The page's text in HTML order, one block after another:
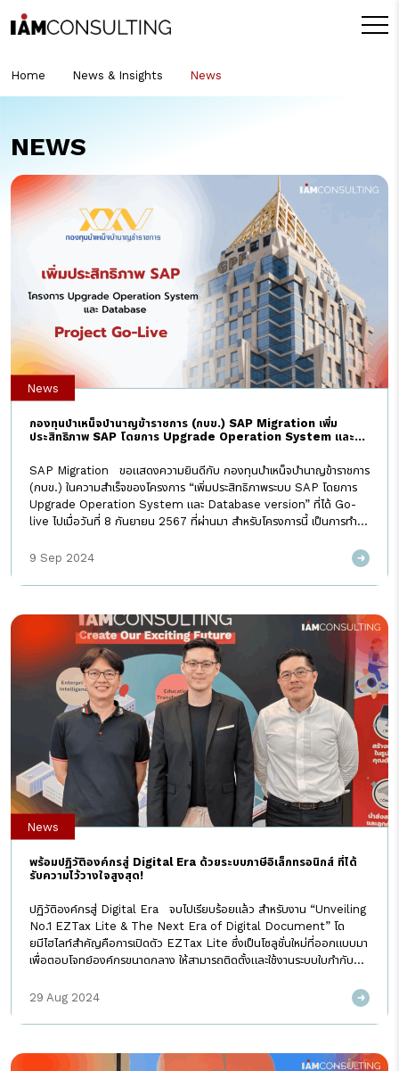
Home News & Insights News
NEWS
กองทุนบำเหน็จบำนาญข้าราชการ (กบข.) SAP Migration เพิ่ม
ประสิทธิภาพ SAP โดยการ Upgrade Operation System และ
SAP Migration ขอแสดงความยินดีกับ กองทุนบำเหน็จบำนาญข้าราชการ
(กบข.) ในความสำเร็จของโครงการ “เพิ่มประสิทธิภาพระบบ SAP โดยการ
Upgrade Operation System และ Database version” ที่ได้ Go-
live ไปเมื่อวันที่ 8 กันยายน 2567 ที่ผ่านมา สำหรับโครงการนี้ เป็นการทำ
ของระบบให้เพียงพอต่อความต้องการใช้งานที่เพิ่มขึ้นในอนาคต ช่วยให้ระบบ
สามารถทำงานได้อย่างราบรื่น ต่อเนื่อง และมั่นคงในระยะยาว รวมถึงรองรับ
การเติบโตในอนาคตด้วยเทคโนโลยีที่ทันสมัยและมีประสิทธิภาพ อีกทั้งเพิ่ม
ความสามารถในการกู้คืนได้อย่างรวดเร็วและเป็นไปตามมาตรฐานของ กบข. I
AM Consulting ในฐานะที่ปรึกษาโครงการ ขอขอบคุณ กบข. ที่ไว้วางใจให้
เราร่วมเป็นส่วนหนึ่งของความสำเร็จในครั้งนี้ เราจะรักษาความเป็นพาร์ทเนอร์
ที่พร้อมดูแลและนำเสนอคำปรึกษาที่ดีที่สุด เคียงข้างท่านในทุกการเดินทาง
ด้านดิจิทัล เพื่อก้าวสู่ความสำเร็จในโลกดิจิทัลอย่างยั่งยืน
#IAMconsulting #CreateOurExcitingFuture #SAPmigration
#SAPmigrate #WhenIAMpromisesIAMdelivers
News
9 Sep 2024
พร้อมปฏิวัติองค์กรสู่ Digital Era ด้วยระบบภาษีอิเล็กทรอนิกส์ ที่ได้
รับความไว้วางใจสูงสุด!
ปฏิวัติองค์กรสู่ Digital Era จบไปเรียบร้อยแล้ว สำหรับงาน “Unveiling
No.1 EZTax Lite & The Next Era of Digital Document” โด
ยมีไฮไลท์สำคัญคือการเปิดตัว EZTax Lite ซึ่งเป็นโซลูชั่นใหม่ที่ออกแบบมา
เพื่อตอบโจทย์องค์กรขนาดกลาง ให้สามารถติดตั้งและใช้งานระบบใบกำกับ
ลี ผู้ช่วยผู้อำนวยการ บริษัท ไอแอม คอนซัลติ้ง จำกัด ได้นำเสนอจุดเด่นของ
EZTax Lite พร้อมทั้งยืนยันความน่าเชื่อถือของระบบด้วยประสบการณ์ใน
การดูแลใบกำกับภาษีอิเล็กทรอนิกส์ที่นำส่งให้กรมสรรพากรแล้วกว่า 700
ประเทศ พร้อมกันนี้ ยังได้รับเกียรติจากผู้เชี่ยวชาญในสาขาที่เกี่ยวข้อง ได้แก่
News
29 Aug 2024